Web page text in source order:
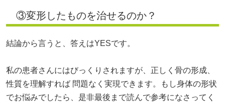
③変形したものを治せるのか？
結論から言うと、答えはYESです。
私の患者さんにはびっくりされますが、正しく骨の形成、
性質を理解すれば 問題なく実現できます。もし身体の形状
でお悩みでしたら、是非最後まで読んで参考になさってく